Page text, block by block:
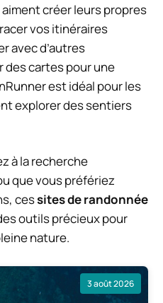
créer leurs propres
vos itinéraires
avec d’autres
cartes pour une
est idéal pour les
explorer des sentiers
à la recherche
que vous préfériez
cessites de randonnée
outils précieux pour
nature.
3 août 2026